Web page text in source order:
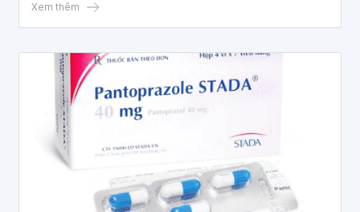
hướng dẫn sử dụng thuốc giảm đau dạ dày theo từng
Xem thêm